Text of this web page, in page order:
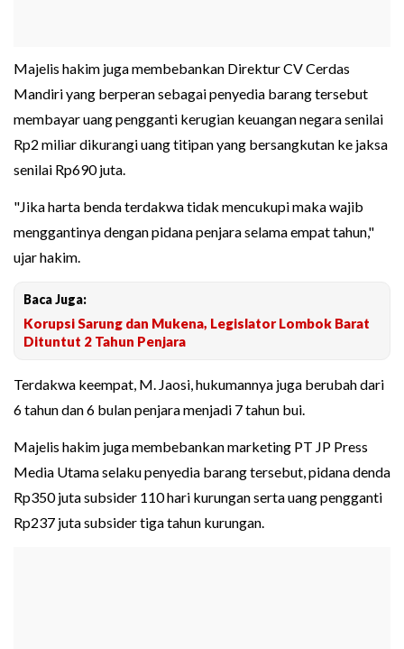
Majelis hakim juga membebankan Direktur CV Cerdas
Mandiri yang berperan sebagai penyedia barang tersebut
membayar uang pengganti kerugian keuangan negara senilai
Rp2 miliar dikurangi uang titipan yang bersangkutan ke jaksa
senilai Rp690 juta.
"Jika harta benda terdakwa tidak mencukupi maka wajib
menggantinya dengan pidana penjara selama empat tahun,"
ujar hakim.
Baca Juga:
Korupsi Sarung dan Mukena, Legislator Lombok Barat
Dituntut 2 Tahun Penjara
Terdakwa keempat, M. Jaosi, hukumannya juga berubah dari
6 tahun dan 6 bulan penjara menjadi 7 tahun bui.
Majelis hakim juga membebankan marketing PT JP Press
Media Utama selaku penyedia barang tersebut, pidana denda
Rp350 juta subsider 110 hari kurungan serta uang pengganti
Rp237 juta subsider tiga tahun kurungan.